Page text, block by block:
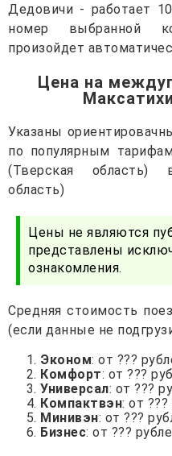
Дедовичи - работает
номер выбранной
произойдет
Цена на
Указаны
по популярным
(Тверская область)
область)
Цены не являются
представлены
ознакомления.
Средняя стоимость
(если данные не
Эконом: от ???
Комфорт: от ???
Универсал: от ???
Компактвэн: от
Минивэн: от ???
Бизнес: от ???